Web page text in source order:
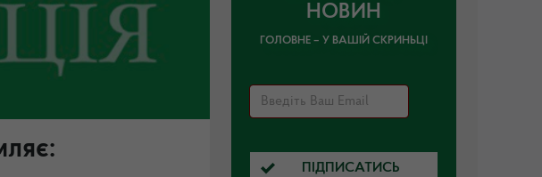
НОВИН
ГОЛОВНЕ – У ВАШІЙ СКРИНЬЦІ
ПІДПИСАТИСЬ